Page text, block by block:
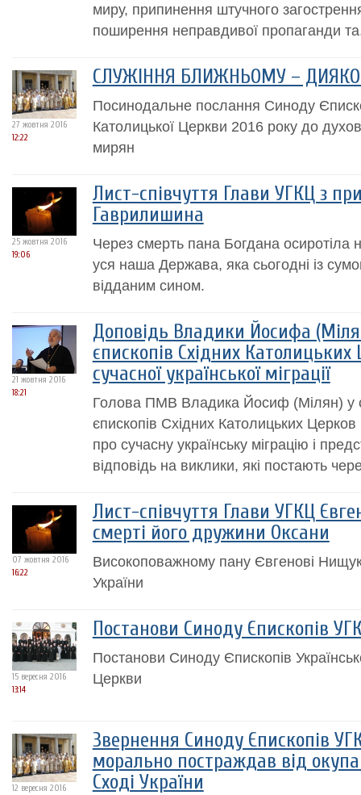
миру, припинення штучного
поширення неправдивої пропаганди
27 жовтня 2016
12:22
СЛУЖІННЯ БЛИЖНЬОМУ –
Посинодальне послання Синоду
Католицької Церкви 2016 року до
мирян
25 жовтня 2016
19:06
Лист-співчуття Глави УГКЦ з
Гаврилишина
Через смерть пана Богдана осиротіла
уся наша Держава, яка сьогодні із
відданим сином.
21 жовтня 2016
18:21
Доповідь Владики Йосифа
єпископів Східних
сучасної української міграції
Голова ПМВ Владика Йосиф (Мілян) у
єпископів Східних Католицьких
про сучасну українську міграцію і
відповідь на виклики, які постають
07 жовтня 2016
16:22
Лист-співчуття Глави УГКЦ
смерті його дружини Оксани
Високоповажному пану Євгенові
України
15 вересня 2016
13:14
Постанови Синоду Єпископів
Постанови Синоду Єпископів
Церкви
12 вересня 2016
Звернення Синоду Єпископів
морально постраждав від
Сході України